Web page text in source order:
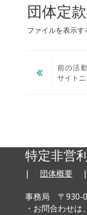
団体定
ファイルを表示す
前の活動
サイト
特定非営
| 団体概要
事務局 〒930-
・お問合わせ